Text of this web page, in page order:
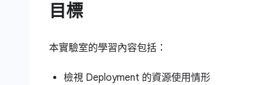
目標
本實驗室的學習內容包括：
檢視 Deployment 的資源使用情形